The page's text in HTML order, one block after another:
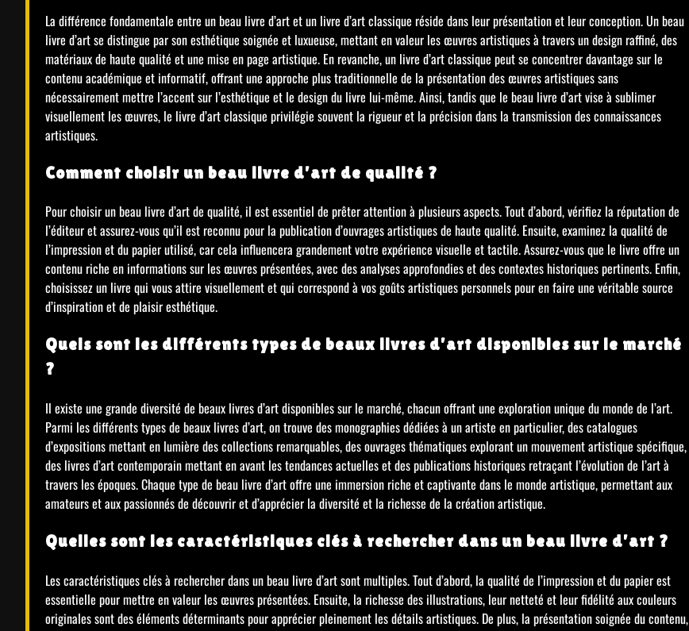
La différence fondamentale entre un beau livre d’art et un livre d’art classique réside dans leur présentation et leur conception. Un beau
livre d’art se distingue par son esthétique soignée et luxueuse, mettant en valeur les œuvres artistiques à travers un design raffiné, des
matériaux de haute qualité et une mise en page artistique. En revanche, un livre d’art classique peut se concentrer davantage sur le
contenu académique et informatif, offrant une approche plus traditionnelle de la présentation des œuvres artistiques sans
nécessairement mettre l’accent sur l’esthétique et le design du livre lui-même. Ainsi, tandis que le beau livre d’art vise à sublimer
visuellement les œuvres, le livre d’art classique privilégie souvent la rigueur et la précision dans la transmission des connaissances
artistiques.
Comment choisir un beau livre d’art de qualité ?
Pour choisir un beau livre d’art de qualité, il est essentiel de prêter attention à plusieurs aspects. Tout d’abord, vérifiez la réputation de
l’éditeur et assurez-vous qu’il est reconnu pour la publication d’ouvrages artistiques de haute qualité. Ensuite, examinez la qualité de
l’impression et du papier utilisé, car cela influencera grandement votre expérience visuelle et tactile. Assurez-vous que le livre offre un
contenu riche en informations sur les œuvres présentées, avec des analyses approfondies et des contextes historiques pertinents. Enfin,
choisissez un livre qui vous attire visuellement et qui correspond à vos goûts artistiques personnels pour en faire une véritable source
d’inspiration et de plaisir esthétique.
Quels sont les différents types de beaux livres d’art disponibles sur le marché
?
Il existe une grande diversité de beaux livres d’art disponibles sur le marché, chacun offrant une exploration unique du monde de l’art.
Parmi les différents types de beaux livres d’art, on trouve des monographies dédiées à un artiste en particulier, des catalogues
d’expositions mettant en lumière des collections remarquables, des ouvrages thématiques explorant un mouvement artistique spécifique,
des livres d’art contemporain mettant en avant les tendances actuelles et des publications historiques retraçant l’évolution de l’art à
travers les époques. Chaque type de beau livre d’art offre une immersion riche et captivante dans le monde artistique, permettant aux
amateurs et aux passionnés de découvrir et d’apprécier la diversité et la richesse de la création artistique.
Quelles sont les caractéristiques clés à rechercher dans un beau livre d’art ?
Les caractéristiques clés à rechercher dans un beau livre d’art sont multiples. Tout d’abord, la qualité de l’impression et du papier est
essentielle pour mettre en valeur les œuvres présentées. Ensuite, la richesse des illustrations, leur netteté et leur fidélité aux couleurs
originales sont des éléments déterminants pour apprécier pleinement les détails artistiques. De plus, la présentation soignée du contenu,